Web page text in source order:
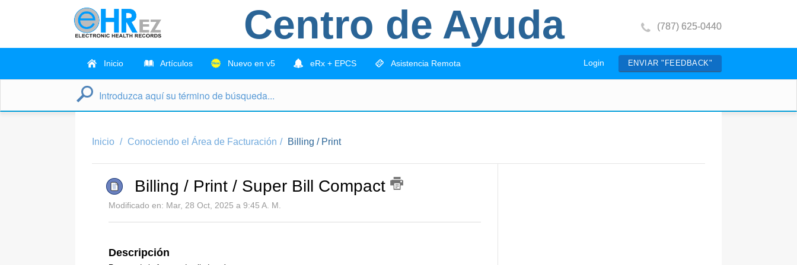
Centro de Ayuda (787) 625-0440
Inicio Artículos Nuevo en v5 eRx + EPCS Asistencia Remota Login ENVIAR "FEEDBACK"
Inicio Conociendo el Área de Facturación Billing / Print
Billing / Print / Super Bill Compact
Modificado en: Mar, 28 Oct, 2025 a 9:45 A. M.
Descripción